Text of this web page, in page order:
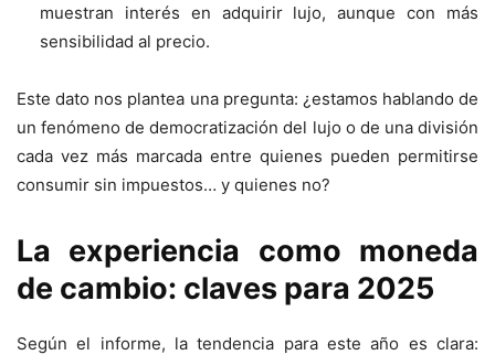
muestran interés en adquirir lujo, aunque con más
sensibilidad al precio.
Este dato nos plantea una pregunta: ¿estamos hablando de
un fenómeno de democratización del lujo o de una división
cada vez más marcada entre quienes pueden permitirse
consumir sin impuestos… y quienes no?
La experiencia como moneda
de cambio: claves para 2025
Según el informe, la tendencia para este año es clara: